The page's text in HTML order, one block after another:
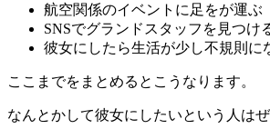
航空関係のイベントに足をが運ぶ
SNSでグランドスタッフを見つけ
彼女にしたら生活が少し不規則に
ここまでをまとめるとこうなります。
なんとかして彼女にしたいという人は